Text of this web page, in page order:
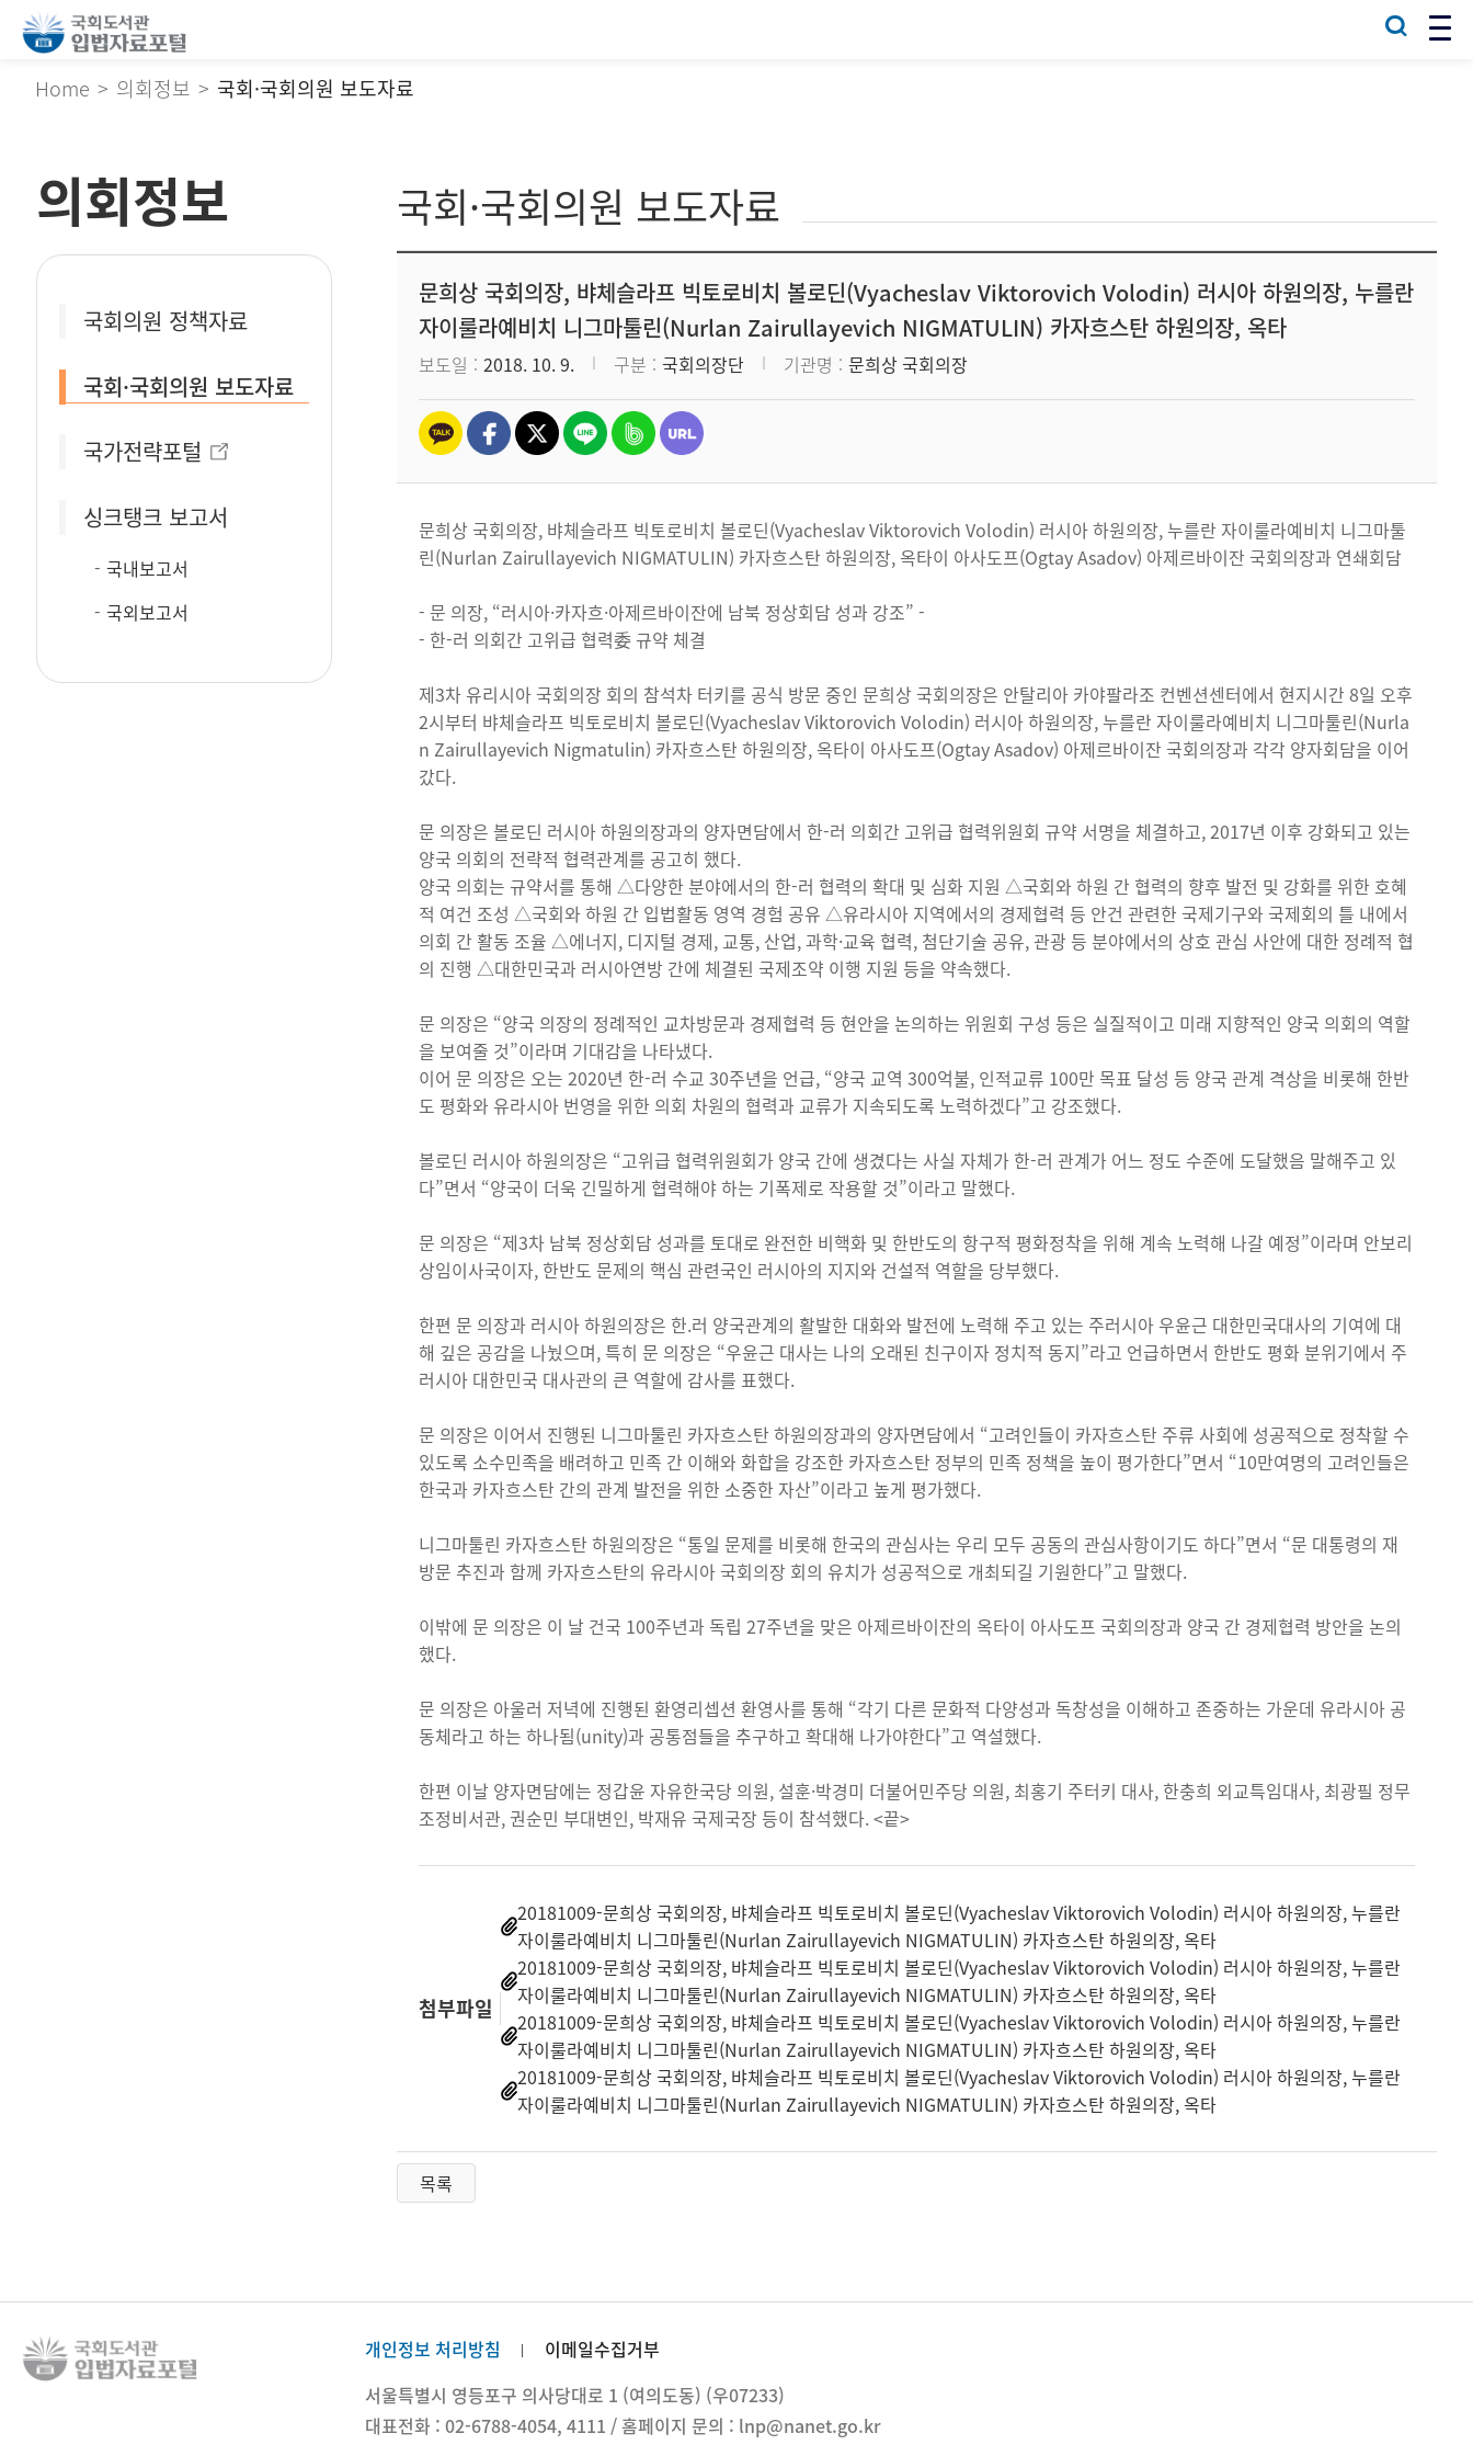
Home 의회정보 국회·국회의원 보도자료
의회정보
국회의원 정책자료
국회·국회의원 보도자료
국가전략포털
싱크탱크 보고서
국내보고서
국외보고서
국회·국회의원 보도자료
문희상 국회의장, 뱌체슬라프 빅토로비치 볼로딘(Vyacheslav Viktorovich Volodin) 러시아 하원의장, 누를란
자이룰라예비치 니그마툴린(Nurlan Zairullayevich NIGMATULIN) 카자흐스탄 하원의장, 옥타
보도일 2018. 10. 9. 구분 국회의장단 기관명 문희상 국회의장
문희상 국회의장, 뱌체슬라프 빅토로비치 볼로딘(Vyacheslav Viktorovich Volodin) 러시아 하원의장, 누를란 자이룰라예비치 니그마툴
린(Nurlan Zairullayevich NIGMATULIN) 카자흐스탄 하원의장, 옥타이 아사도프(Ogtay Asadov) 아제르바이잔 국회의장과 연쇄회담
- 문 의장, “러시아·카자흐·아제르바이잔에 남북 정상회담 성과 강조” -
- 한-러 의회간 고위급 협력委 규약 체결
제3차 유리시아 국회의장 회의 참석차 터키를 공식 방문 중인 문희상 국회의장은 안탈리아 카야팔라조 컨벤션센터에서 현지시간 8일 오후
2시부터 뱌체슬라프 빅토로비치 볼로딘(Vyacheslav Viktorovich Volodin) 러시아 하원의장, 누를란 자이룰라예비치 니그마툴린(Nurla
n Zairullayevich Nigmatulin) 카자흐스탄 하원의장, 옥타이 아사도프(Ogtay Asadov) 아제르바이잔 국회의장과 각각 양자회담을 이어
갔다.
문 의장은 볼로딘 러시아 하원의장과의 양자면담에서 한-러 의회간 고위급 협력위원회 규약 서명을 체결하고, 2017년 이후 강화되고 있는
양국 의회의 전략적 협력관계를 공고히 했다.
양국 의회는 규약서를 통해 △다양한 분야에서의 한-러 협력의 확대 및 심화 지원 △국회와 하원 간 협력의 향후 발전 및 강화를 위한 호혜
적 여건 조성 △국회와 하원 간 입법활동 영역 경험 공유 △유라시아 지역에서의 경제협력 등 안건 관련한 국제기구와 국제회의 틀 내에서
의회 간 활동 조율 △에너지, 디지털 경제, 교통, 산업, 과학·교육 협력, 첨단기술 공유, 관광 등 분야에서의 상호 관심 사안에 대한 정례적 협
의 진행 △대한민국과 러시아연방 간에 체결된 국제조약 이행 지원 등을 약속했다.
문 의장은 “양국 의장의 정례적인 교차방문과 경제협력 등 현안을 논의하는 위원회 구성 등은 실질적이고 미래 지향적인 양국 의회의 역할
을 보여줄 것”이라며 기대감을 나타냈다.
이어 문 의장은 오는 2020년 한-러 수교 30주년을 언급, “양국 교역 300억불, 인적교류 100만 목표 달성 등 양국 관계 격상을 비롯해 한반
도 평화와 유라시아 번영을 위한 의회 차원의 협력과 교류가 지속되도록 노력하겠다”고 강조했다.
볼로딘 러시아 하원의장은 “고위급 협력위원회가 양국 간에 생겼다는 사실 자체가 한-러 관계가 어느 정도 수준에 도달했음 말해주고 있
다”면서 “양국이 더욱 긴밀하게 협력해야 하는 기폭제로 작용할 것”이라고 말했다.
문 의장은 “제3차 남북 정상회담 성과를 토대로 완전한 비핵화 및 한반도의 항구적 평화정착을 위해 계속 노력해 나갈 예정”이라며 안보리
상임이사국이자, 한반도 문제의 핵심 관련국인 러시아의 지지와 건설적 역할을 당부했다.
한편 문 의장과 러시아 하원의장은 한.러 양국관계의 활발한 대화와 발전에 노력해 주고 있는 주러시아 우윤근 대한민국대사의 기여에 대
해 깊은 공감을 나눴으며, 특히 문 의장은 “우윤근 대사는 나의 오래된 친구이자 정치적 동지”라고 언급하면서 한반도 평화 분위기에서 주
러시아 대한민국 대사관의 큰 역할에 감사를 표했다.
문 의장은 이어서 진행된 니그마툴린 카자흐스탄 하원의장과의 양자면담에서 “고려인들이 카자흐스탄 주류 사회에 성공적으로 정착할 수
있도록 소수민족을 배려하고 민족 간 이해와 화합을 강조한 카자흐스탄 정부의 민족 정책을 높이 평가한다”면서 “10만여명의 고려인들은
한국과 카자흐스탄 간의 관계 발전을 위한 소중한 자산”이라고 높게 평가했다.
니그마툴린 카자흐스탄 하원의장은 “통일 문제를 비롯해 한국의 관심사는 우리 모두 공동의 관심사항이기도 하다”면서 “문 대통령의 재
방문 추진과 함께 카자흐스탄의 유라시아 국회의장 회의 유치가 성공적으로 개최되길 기원한다”고 말했다.
이밖에 문 의장은 이 날 건국 100주년과 독립 27주년을 맞은 아제르바이잔의 옥타이 아사도프 국회의장과 양국 간 경제협력 방안을 논의
했다.
문 의장은 아울러 저녁에 진행된 환영리셉션 환영사를 통해 “각기 다른 문화적 다양성과 독창성을 이해하고 존중하는 가운데 유라시아 공
동체라고 하는 하나됨(unity)과 공통점들을 추구하고 확대해 나가야한다”고 역설했다.
한편 이날 양자면담에는 정갑윤 자유한국당 의원, 설훈·박경미 더불어민주당 의원, 최홍기 주터키 대사, 한충희 외교특임대사, 최광필 정무
조정비서관, 권순민 부대변인, 박재유 국제국장 등이 참석했다. <끝>
첨부파일
20181009-문희상 국회의장, 뱌체슬라프 빅토로비치 볼로딘(Vyacheslav Viktorovich Volodin) 러시아 하원의장, 누를란
자이룰라예비치 니그마툴린(Nurlan Zairullayevich NIGMATULIN) 카자흐스탄 하원의장, 옥타
20181009-문희상 국회의장, 뱌체슬라프 빅토로비치 볼로딘(Vyacheslav Viktorovich Volodin) 러시아 하원의장, 누를란
자이룰라예비치 니그마툴린(Nurlan Zairullayevich NIGMATULIN) 카자흐스탄 하원의장, 옥타
20181009-문희상 국회의장, 뱌체슬라프 빅토로비치 볼로딘(Vyacheslav Viktorovich Volodin) 러시아 하원의장, 누를란
자이룰라예비치 니그마툴린(Nurlan Zairullayevich NIGMATULIN) 카자흐스탄 하원의장, 옥타
20181009-문희상 국회의장, 뱌체슬라프 빅토로비치 볼로딘(Vyacheslav Viktorovich Volodin) 러시아 하원의장, 누를란
자이룰라예비치 니그마툴린(Nurlan Zairullayevich NIGMATULIN) 카자흐스탄 하원의장, 옥타
목록
개인정보 처리방침
이메일수집거부
서울특별시 영등포구 의사당대로 1 (여의도동) (우07233)
대표전화 : 02-6788-4054, 4111 / 홈페이지 문의 : lnp@nanet.go.kr